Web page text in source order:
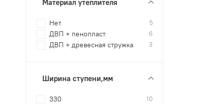
Материал утеплителя
Нет 5
ДВП + пенопласт 6
ДВП + древесная стружка 3
Ширина ступени,мм
330 10